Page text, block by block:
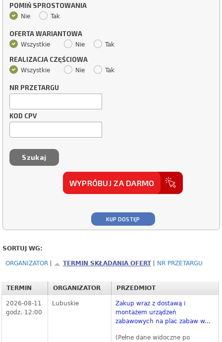
POMIŃ SPROSTOWANIA
Nie Tak
OFERTA WARIANTOWA
Wszystkie Nie Tak
REALIZACJA CZĘŚCIOWA
Wszystkie Nie Tak
NR PRZETARGU
KOD CPV
WYPRÓBUJ ZA DARMO
KUP DOSTĘP
SORTUJ WG:
ORGANIZATOR TERMIN SKŁADANIA OFERT NR PRZETARGU
TERMIN ORGANIZATOR PRZEDMIOT
2026-08-11
godz. 12:00
Lubuskie
Zakup wraz z dostawą i
montażem urządzeń
zabawowych na plac zabaw w...
(Pełne dane widoczne po